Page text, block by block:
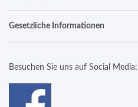
Gesetzliche Informationen
Besuchen Sie uns auf Social Media: